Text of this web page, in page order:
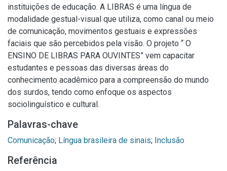
instituições de educação. A LIBRAS é uma língua de
modalidade gestual-visual que utiliza, como canal ou meio
de comunicação, movimentos gestuais e expressões
faciais que são percebidos pela visão. O projeto “ O
ENSINO DE LIBRAS PARA OUVINTES” vem capacitar
estudantes e pessoas das diversas áreas do
conhecimento acadêmico para a compreensão do mundo
dos surdos, tendo como enfoque os aspectos
sociolinguístico e cultural.
Palavras-chave
Comunicação; Língua brasileira de sinais; Inclusão
Referência